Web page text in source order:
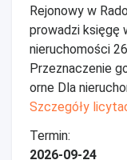
Rejonowy w
prowadzi księgę
nieruchomości
Przeznaczenie
orne Dla
Szczegóły
Termin:
2026-09-24